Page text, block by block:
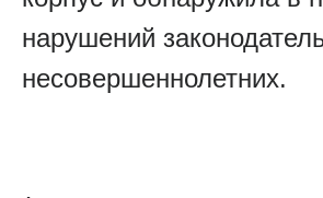
нарушений
несовершеннолетних.